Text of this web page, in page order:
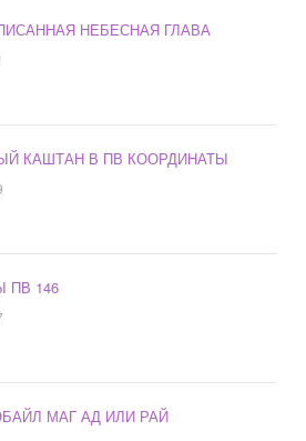
НЕБЕСНАЯ ГЛАВА
КАШТАН В ПВ КООРДИНАТЫ
ПВ 146
МАГ АД ИЛИ РАЙ